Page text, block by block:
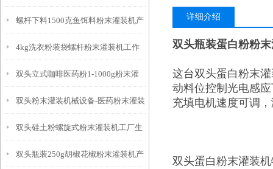
品简介
螺杆下料1500克鱼饵料粉末灌装机产
品简介
4kg洗衣粉装袋螺杆粉末灌装机工作
原理
双头立式咖啡医药粉1-1000g粉末灌
装机产品简介
双头粉末灌装机械设备-医药粉末灌装
机厂家
双头硅土粉螺旋式粉末灌装机工厂生
产
双头瓶装250g胡椒花椒粉末灌装机产
详细介绍
双头瓶装蛋白粉粉
这台双头蛋白粉末
动料位控制光电感
充填电机速度可调
双头蛋白粉末灌装